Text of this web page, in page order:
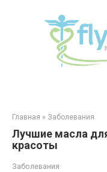
Главная » Заболевания
Лучшие масла
красоты
Заболевания